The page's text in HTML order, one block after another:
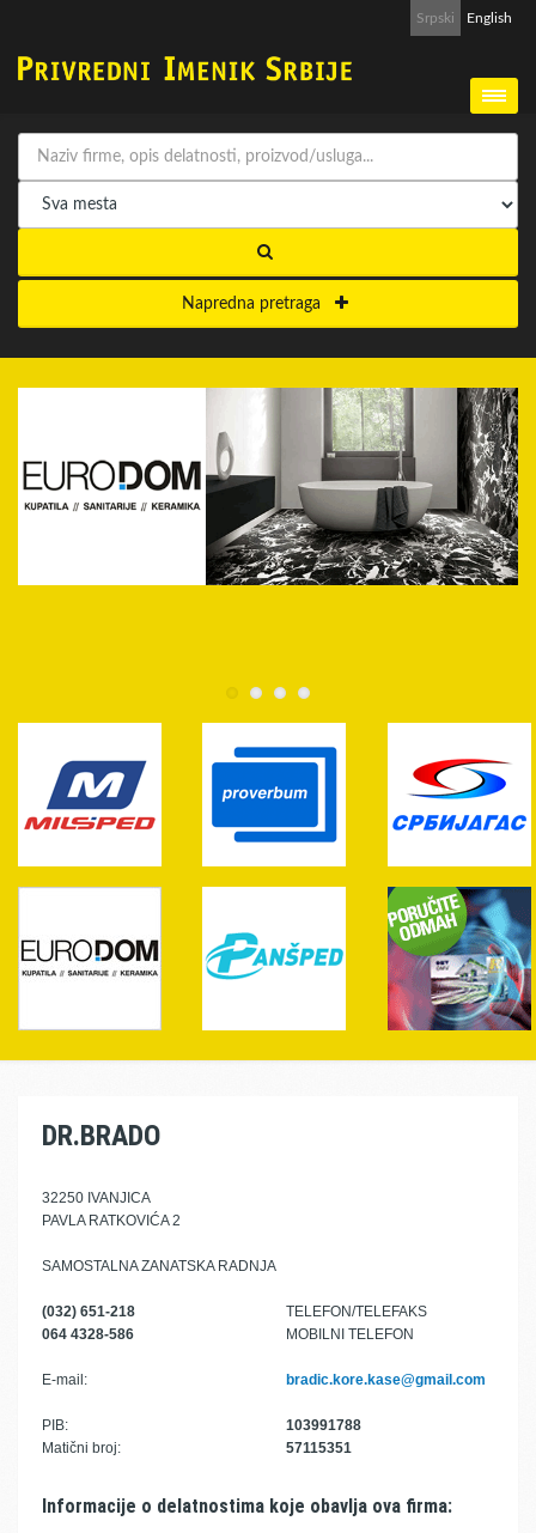
Srpski English
Napredna pretraga
DR.BRADO
32250 IVANJICA
PAVLA RATKOVIĆA 2
SAMOSTALNA ZANATSKA RADNJA
(032) 651-218
TELEFON/TELEFAKS
064 4328-586
MOBILNI TELEFON
E-mail: bradic.kore.kase@gmail.com
PIB:
103991788
Matični broj:
57115351
Informacije o delatnostima koje obavlja ova firma: